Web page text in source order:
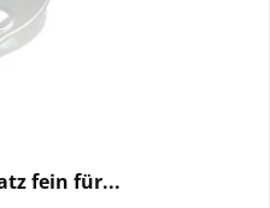
fein für...